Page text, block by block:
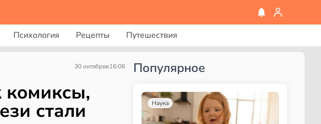
Психология Рецепты Путешествия
30 октябряв16:06
комиксы,
стали
Популярное
Наука